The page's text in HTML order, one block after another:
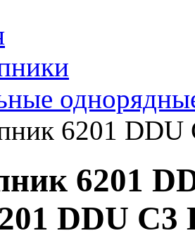
пневматика, метизы, техника,
6201 DDU
6201
DDU C3